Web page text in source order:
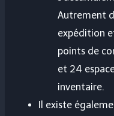
Autrement
expédition
points de
et 24
inventaire.
Il existe